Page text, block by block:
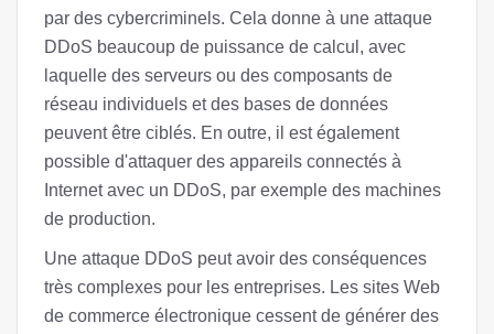
par des cybercriminels. Cela donne à une attaque
DDoS beaucoup de puissance de calcul, avec
laquelle des serveurs ou des composants de
réseau individuels et des bases de données
peuvent être ciblés. En outre, il est également
possible d'attaquer des appareils connectés à
Internet avec un DDoS, par exemple des machines
de production.
Une attaque DDoS peut avoir des conséquences
très complexes pour les entreprises. Les sites Web
de commerce électronique cessent de générer des